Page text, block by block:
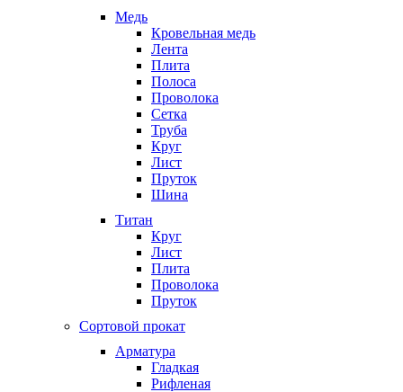
Медь
Кровельная медь
Лента
Плита
Полоса
Проволока
Сетка
Труба
Круг
Лист
Пруток
Шина
Титан
Круг
Лист
Плита
Проволока
Пруток
Сортовой прокат
Арматура
Гладкая
Рифленая